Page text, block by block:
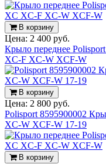
В корзину
Цена: 2 400 руб.
Крыло переднее
XC-F XC-W XCF-W
В корзину
Цена: 2 800 руб.
Polisport 8595900002
XC-W XCF-W 17-19
В корзину